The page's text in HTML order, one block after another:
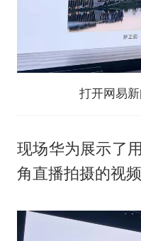
打开网易
现场华为展示了
角直播拍摄的视